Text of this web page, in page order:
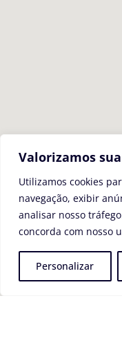
Valorizamos
Utilizamos cookies
navegação, exibir
analisar nosso
concorda com nosso
Personalizar